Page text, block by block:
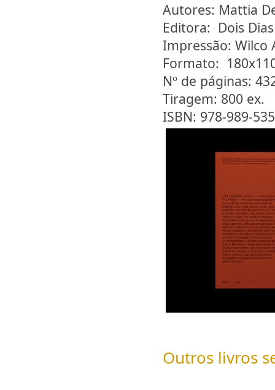
Autores: Mattia
Editora: Dois
Impressão: Wilco
Formato:
Nº de páginas:
Tiragem: 800 ex.
ISBN: 978-989-
Outros livros